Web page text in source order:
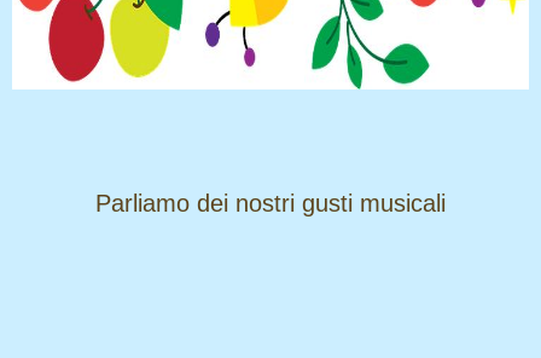
​​​​​​​Parliamo dei nostri gusti musicali